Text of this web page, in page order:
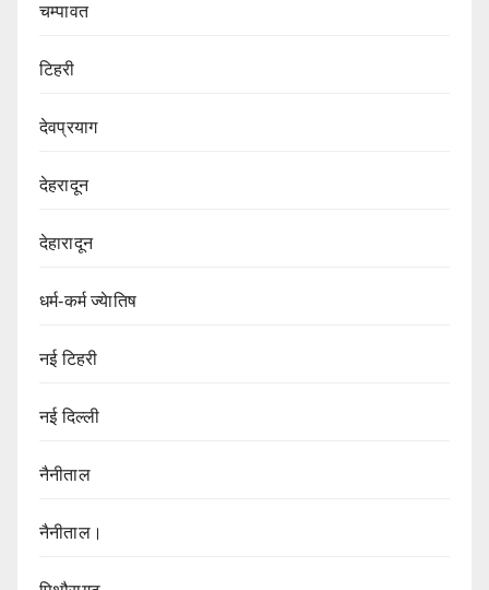
चम्पावत
टिहरी
देवप्रयाग
देहरादून
देहारादून
धर्म-कर्म ज्येातिष
नई टिहरी
नई दिल्ली
नैनीताल
नैनीताल।